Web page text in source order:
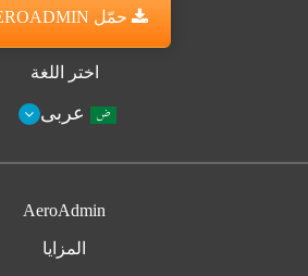
حمّل AEROADMIN
اختر اللغة
AeroAdmin
المزايا